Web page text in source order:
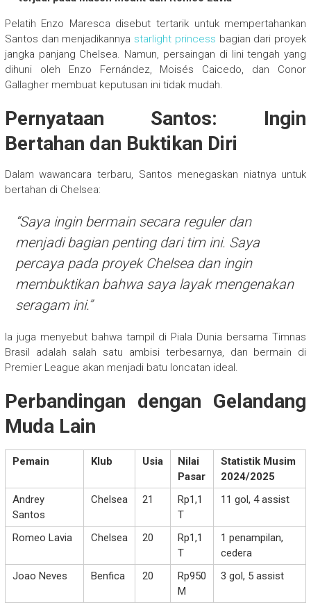
Pelatih Enzo Maresca disebut tertarik untuk mempertahankan
Santos dan menjadikannya starlight princess bagian dari proyek
jangka panjang Chelsea. Namun, persaingan di lini tengah yang
dihuni oleh Enzo Fernández, Moisés Caicedo, dan Conor
Gallagher membuat keputusan ini tidak mudah.
Pernyataan Santos: Ingin
Bertahan dan Buktikan Diri
Dalam wawancara terbaru, Santos menegaskan niatnya untuk
bertahan di Chelsea:
“Saya ingin bermain secara reguler dan
menjadi bagian penting dari tim ini. Saya
percaya pada proyek Chelsea dan ingin
membuktikan bahwa saya layak mengenakan
seragam ini.”
Ia juga menyebut bahwa tampil di Piala Dunia bersama Timnas
Brasil adalah salah satu ambisi terbesarnya, dan bermain di
Premier League akan menjadi batu loncatan ideal.
Perbandingan dengan Gelandang
Muda Lain
Pemain Klub Usia
Nilai
Pasar
Statistik Musim
2024/2025
Andrey
Santos
Chelsea 21
Rp1,1
T
11 gol, 4 assist
Romeo Lavia Chelsea 20
Rp1,1
T
1 penampilan,
cedera
Joao Neves
Benfica 20
Rp950
M
3 gol, 5 assist